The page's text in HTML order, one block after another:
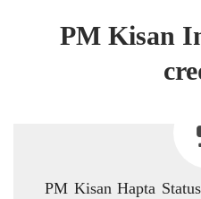
PM Kisan
PM Kisan Hapta